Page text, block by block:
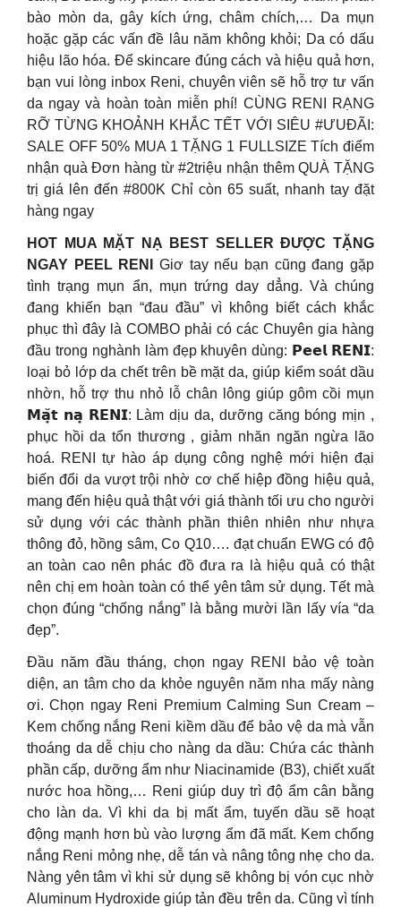
bào mòn da, gây kích ứng, châm chích,… Da mụn
hoặc gặp các vấn đề lâu năm không khỏi; Da có dấu
hiệu lão hóa. Để skincare đúng cách và hiệu quả hơn,
bạn vui lòng inbox Reni, chuyên viên sẽ hỗ trợ tư vấn
da ngay và hoàn toàn miễn phí! CÙNG RENI RẠNG
RỠ TỪNG KHOẢNH KHẮC TẾT VỚI SIÊU #ƯUĐÃI:
SALE OFF 50% MUA 1 TẶNG 1 FULLSIZE Tích điểm
nhận quà Đơn hàng từ #2triệu nhận thêm QUÀ TẶNG
trị giá lên đến #800K Chỉ còn 65 suất, nhanh tay đặt
hàng ngay
HOT MUA MẶT NẠ BEST SELLER ĐƯỢC TẶNG
NGAY PEEL RENI
️Giơ tay nếu bạn cũng đang gặp
tình trạng mụn ẩn, mụn trứng day dẳng. Và chúng
đang khiến bạn “đau đầu” vì không biết cách khắc
phục thì đây là COMBO phải có các Chuyên gia hàng
đầu trong nghành làm đẹp khuyên dùng: 𝗣𝗲𝗲𝗹 𝗥𝗘𝗡𝗜:
loại bỏ lớp da chết trên bề mặt da, giúp kiểm soát dầu
nhờn, hỗ trợ thu nhỏ lỗ chân lông giúp gôm cồi mụn
𝗠𝗮̣̆𝘁 𝗻𝗮̣ 𝗥𝗘𝗡𝗜: Làm dịu da, dưỡng căng bóng mịn ,
phục hồi da tổn thương , giảm nhăn ngăn ngừa lão
hoá. RENI tự hào áp dụng công nghệ mới hiện đại
biến đổi da vượt trội nhờ cơ chế hiệp đồng hiệu quả,
mang đến hiệu quả thật với giá thành tối ưu cho người
sử dụng với các thành phần thiên nhiên như nhựa
thông đỏ, hồng sâm, Co Q10…. đạt chuẩn EWG có độ
an toàn cao nên phác đồ đưa ra là hiệu quả có thật
nên chị em hoàn toàn có thể yên tâm sử dụng. Tết mà
chọn đúng “chống nắng” là bằng mười lần lấy vía “da
đẹp”.
Đầu năm đầu tháng, chọn ngay RENI bảo vệ toàn
diện, an tâm cho da khỏe nguyên năm nha mấy nàng
ơi. Chọn ngay Reni Premium Calming Sun Cream –
Kem chống nắng Reni kiềm dầu để bảo vệ da mà vẫn
thoáng da dễ chịu cho nàng da dầu: Chứa các thành
phần cấp, dưỡng ẩm như Niacinamide (B3), chiết xuất
nước hoa hồng,… Reni giúp duy trì độ ẩm cân bằng
cho làn da. Vì khi da bị mất ẩm, tuyến dầu sẽ hoạt
động mạnh hơn bù vào lượng ẩm đã mất. Kem chống
nắng Reni mỏng nhẹ, dễ tán và nâng tông nhẹ cho da.
Nàng yên tâm vì khi sử dụng sẽ không bị vón cục nhờ
Aluminum Hydroxide giúp tản đều trên da. Cũng vì tính